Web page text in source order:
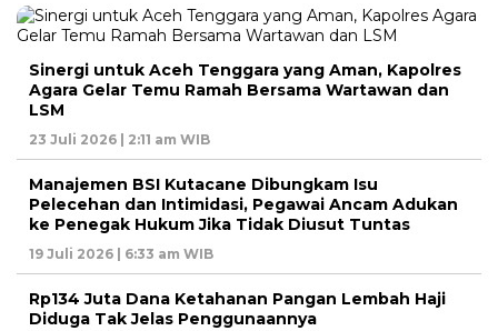
Sinergi untuk Aceh Tenggara yang Aman, Kapolres
Agara Gelar Temu Ramah Bersama Wartawan dan
LSM
23 Juli 2026 | 2:11 am WIB
Manajemen BSI Kutacane Dibungkam Isu
Pelecehan dan Intimidasi, Pegawai Ancam Adukan
ke Penegak Hukum Jika Tidak Diusut Tuntas
19 Juli 2026 | 6:33 am WIB
Rp134 Juta Dana Ketahanan Pangan Lembah Haji
Diduga Tak Jelas Penggunaannya